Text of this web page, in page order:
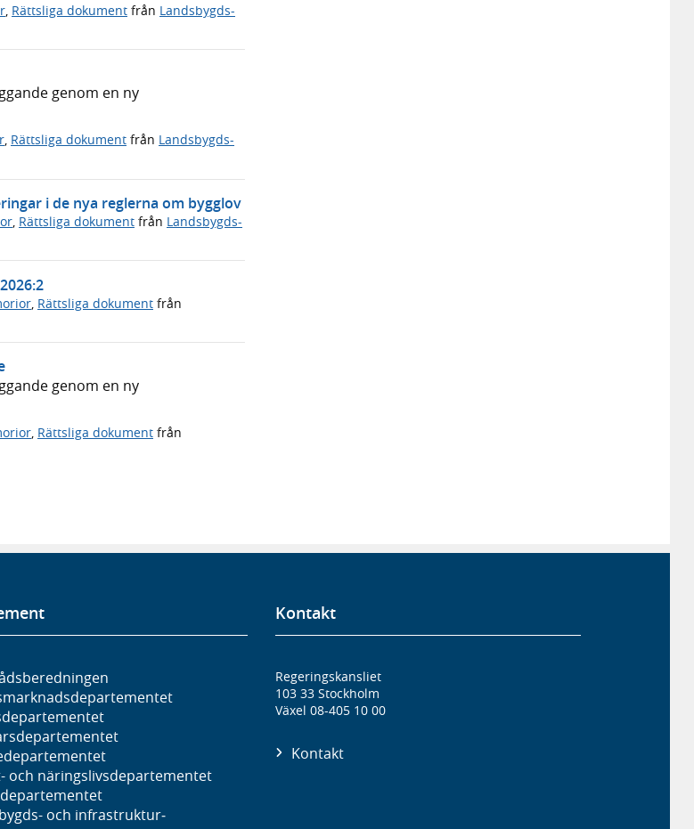
Rättsliga dokument från Landsbygds-
genom en ny
, Rättsliga dokument från Landsbygds-
i de nya reglerna om bygglov
, Rättsliga dokument från Landsbygds-
Rättsliga dokument från
genom en ny
, Rättsliga dokument från
och näringslivs­departementet
och infrastruktur­
Kontakt
Regeringskansliet
103 33 Stockholm
Växel 08-405 10 00
Kontakt